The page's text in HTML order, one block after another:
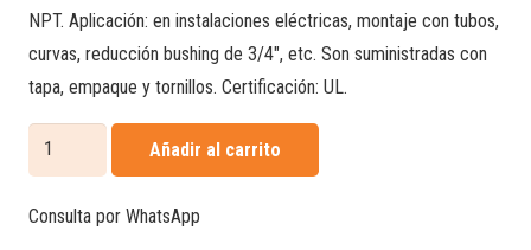
NPT. Aplicación: en instalaciones eléctricas, montaje con tubos,
curvas, reducción bushing de 3/4″, etc. Son suministradas con
tapa, empaque y tornillos. Certificación: UL.
Caja
Condulet
ovalada
Añadir al carrito
Consulta por WhatsApp